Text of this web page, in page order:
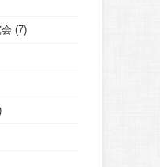
(7)